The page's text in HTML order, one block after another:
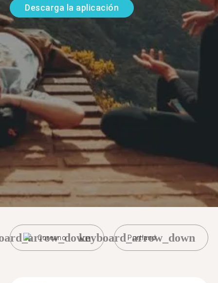
Descarga la aplicación
Coreano Portland
keyboard_arrow_down